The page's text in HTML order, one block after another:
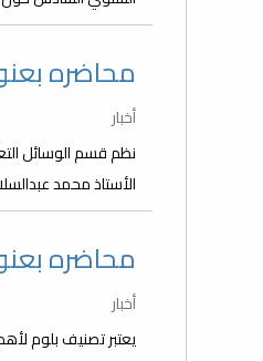
محاضره
أخبار
نظم قسم الوسائل
الأستاذ محمد عبدالسلام
محاضره
أخبار